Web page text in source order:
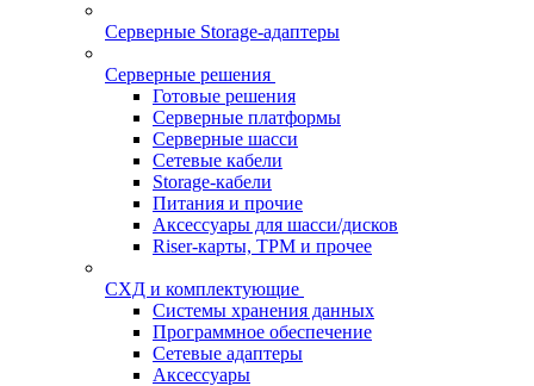
Серверные Storage-адаптеры
Серверные решения
Готовые решения
Серверные платформы
Серверные шасси
Сетевые кабели
Storage-кабели
Питания и прочие
Аксессуары для шасси/дисков
Riser-карты, TPM и прочее
СХД и комплектующие
Системы хранения данных
Программное обеспечение
Сетевые адаптеры
Аксессуары